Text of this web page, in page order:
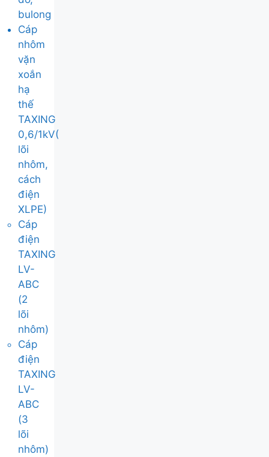
bulong
Cáp
nhôm
vặn
xoắn
hạ
thế
TAXING
0,6/1kV(
lõi
nhôm,
cách
điện
XLPE)
Cáp
điện
TAXING
LV-
ABC
(2
lõi
nhôm)
Cáp
điện
TAXING
LV-
ABC
(3
lõi
nhôm)